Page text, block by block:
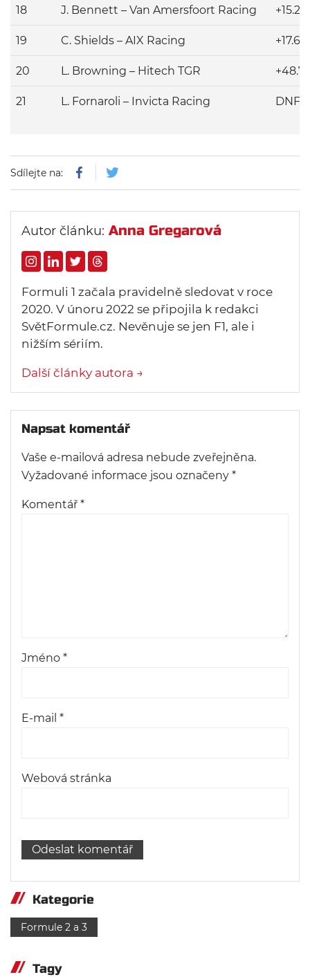
18 J. Bennett – Van Amersfoort Racing +15.212
19 C. Shields – AIX Racing
20 L. Browning – Hitech TGR
21 L. Fornaroli – Invicta Racing DNF
Sdílejte na:
Autor článku: Anna Gregarová
Formuli 1 začala pravidelně sledovat v roce
2020. V únoru 2022 se připojila k redakci
SvětFormule.cz. Nevěnuje se jen F1, ale i
nižším sériím.
Další články autora →
Napsat komentář
Vaše e-mailová adresa nebude zveřejněna.
Vyžadované informace jsou označeny *
Komentář *
Jméno *
E-mail *
Webová stránka
Kategorie
Formule 2 a 3
Tagy